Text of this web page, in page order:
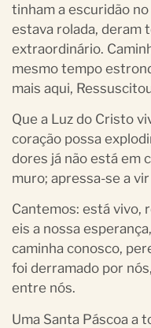
tinham a escuridão
estava rolada, deram
extraordinário.
mesmo tempo
mais aqui,
Que a Luz do Cristo
coração possa
dores já não está em
muro; apressa-se a
Cantemos: está vivo,
eis a nossa
caminha conosco,
foi derramado por
entre nós.
Uma Santa Páscoa a